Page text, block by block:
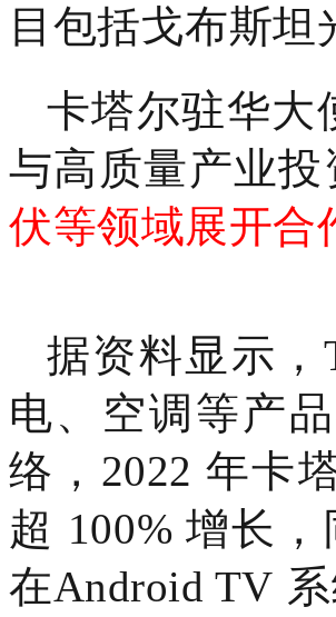
目包括戈布斯
卡塔尔驻华大
与高质量产业
伏等领域展开合
据资料显示，
电、空调等产
络，2022 年卡
超 100% 增长
在Android TV